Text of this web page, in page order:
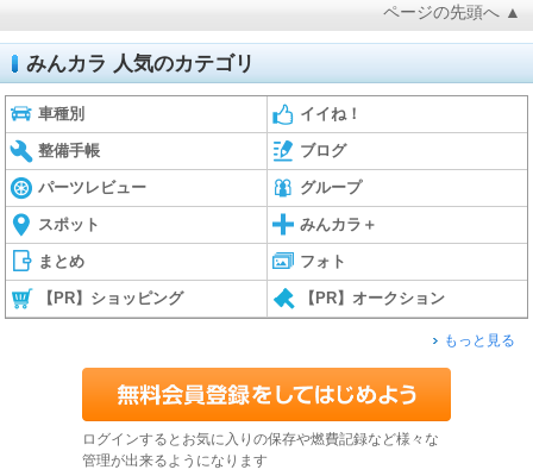
ページの先頭へ ▲
みんカラ 人気のカテゴリ
車種別 イイね！
整備手帳 ブログ
パーツレビュー グループ
スポット みんカラ＋
まとめ フォト
【PR】ショッピング 【PR】オークション
もっと見る
ログインするとお気に入りの保存や燃費記録など様々な
管理が出来るようになります